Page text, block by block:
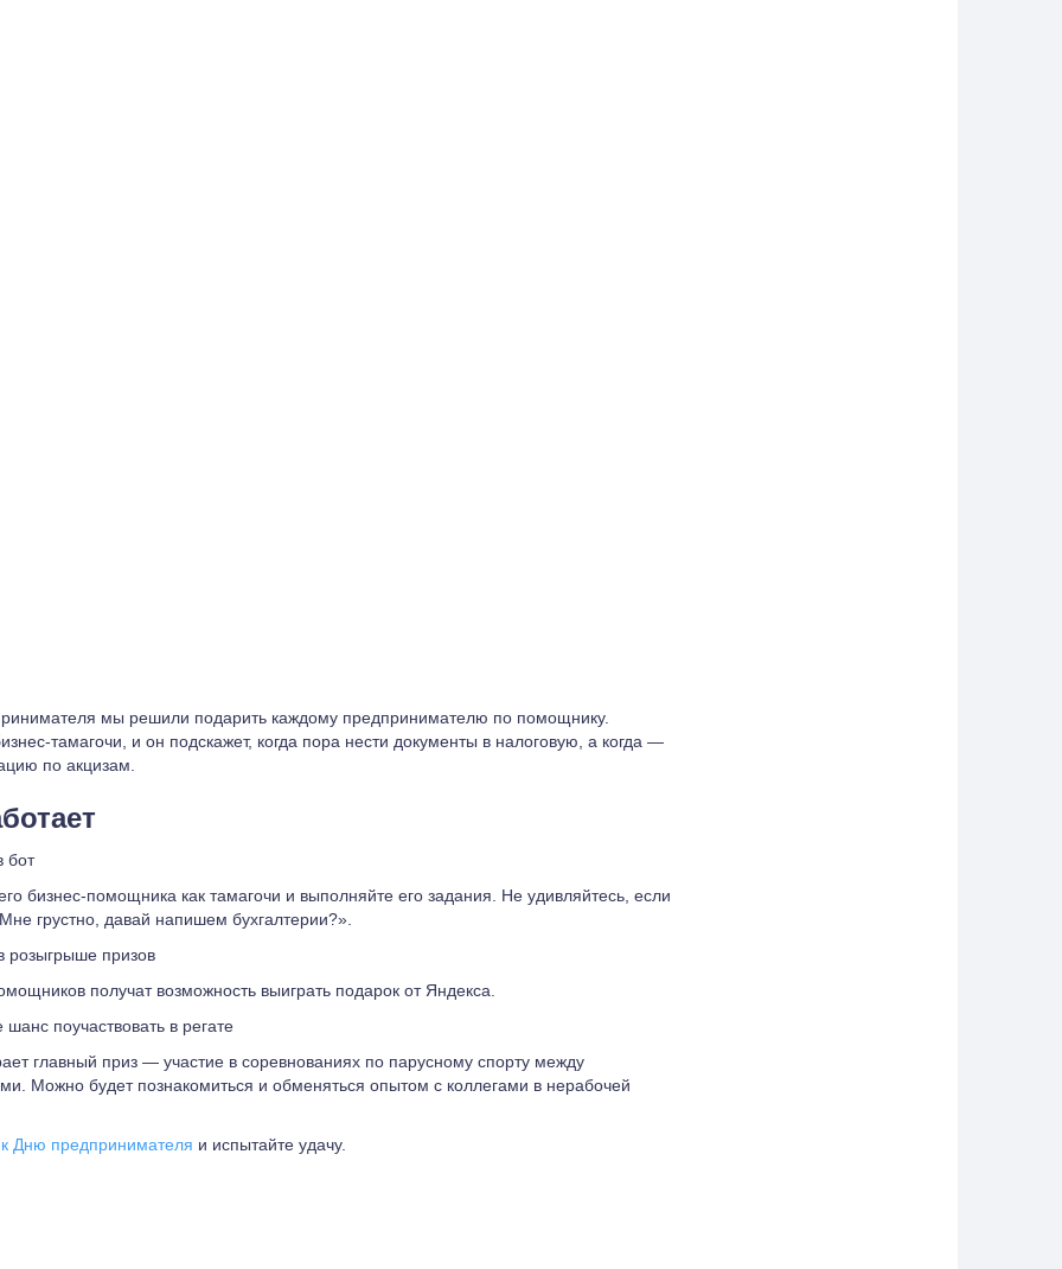
мы решили подарить каждому предпринимателю по помощнику.
тамагочи, и он подскажет, когда пора нести документы в налоговую, а когда —
по акцизам.
бот
бизнес-помощника как тамагочи и выполняйте его задания. Не удивляйтесь, если
грустно, давай напишем бухгалтерии?».
розыгрыше призов
получат возможность выиграть подарок от Яндекса.
шанс поучаствовать в регате
главный приз — участие в соревнованиях по парусному спорту между
Можно будет познакомиться и обменяться опытом с коллегами в нерабочей
Дню предпринимателя и испытайте удачу.